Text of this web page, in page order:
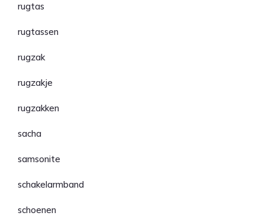
rugtas
rugtassen
rugzak
rugzakje
rugzakken
sacha
samsonite
schakelarmband
schoenen